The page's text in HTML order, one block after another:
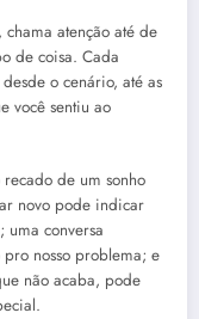
chama atenção até de
de coisa. Cada
o cenário, até as
você sentiu ao
de um sonho
novo pode indicar
conversa
nosso problema; e
não acaba, pode